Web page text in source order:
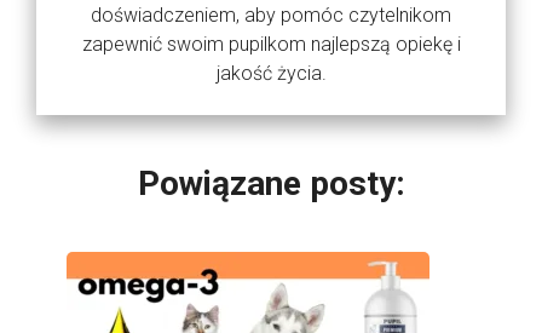
doświadczeniem, aby pomóc czytelnikom
zapewnić swoim pupilkom najlepszą opiekę i
jakość życia.
Powiązane posty: